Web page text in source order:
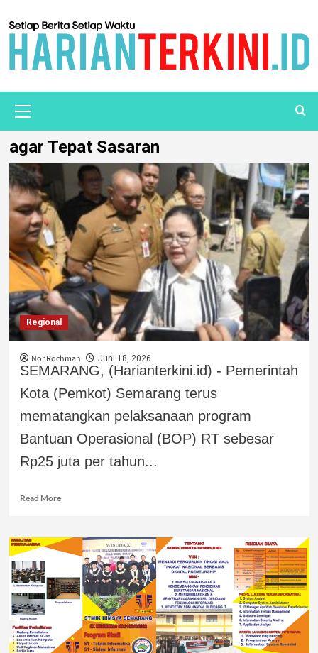
agar Tepat Sasaran
Regional
Nor Rochman Juni 18, 2026
SEMARANG, (Harianterkini.id) - Pemerintah
Kota (Pemkot) Semarang terus
mematangkan pelaksanaan program
Bantuan Operasional (BOP) RT sebesar
Rp25 juta per tahun...
Read More